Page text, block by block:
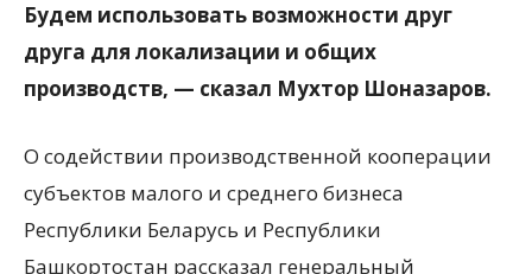
Будем использовать возможности друг
друга для локализации и общих
производств, — сказал Мухтор Шоназаров.
О содействии производственной кооперации
субъектов малого и среднего бизнеса
Республики Беларусь и Республики
Башкортостан рассказал генеральный